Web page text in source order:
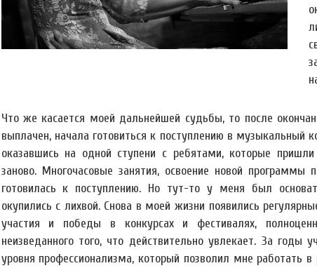
Что же касается моей дальнейшей судьбы, то после
выплачен, начала готовиться к поступлению в музыкальный
оказавшись на одной ступени с ребятами, которые
заново. Многочасовые занятия, освоение новой
готовилась к поступлению. Но тут-то у меня был
окупились с лихвой. Снова в моей жизни появились
участия и победы в конкурсах и фестивалях,
неизведанного того, что действительно увлекает. За
уровня профессионализма, который позволил мне работать